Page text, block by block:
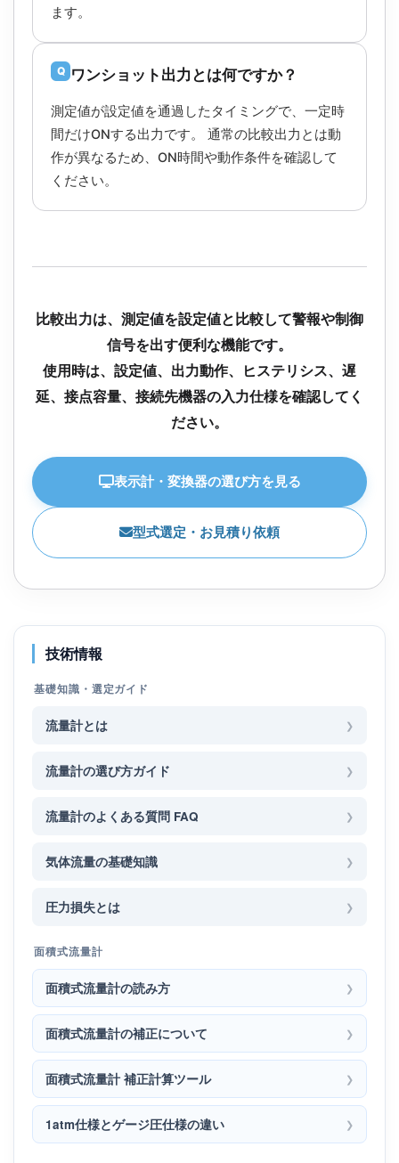
ます。
Q ワンショット出力とは何ですか？
測定値が設定値を通過したタイミングで、一定時
間だけONする出力です。 通常の比較出力とは動
作が異なるため、ON時間や動作条件を確認して
ください。
比較出力は、測定値を設定値と比較して警報や制御
信号を出す便利な機能です。
使用時は、設定値、出力動作、ヒステリシス、遅
延、接点容量、接続先機器の入力仕様を確認してく
ださい。
表示計・変換器の選び方を見る
型式選定・お見積り依頼
技術情報
基礎知識・選定ガイド
流量計とは
流量計の選び方ガイド
流量計のよくある質問 FAQ
気体流量の基礎知識
圧力損失とは
面積式流量計
面積式流量計の読み方
面積式流量計の補正について
面積式流量計 補正計算ツール
1atm仕様とゲージ圧仕様の違い